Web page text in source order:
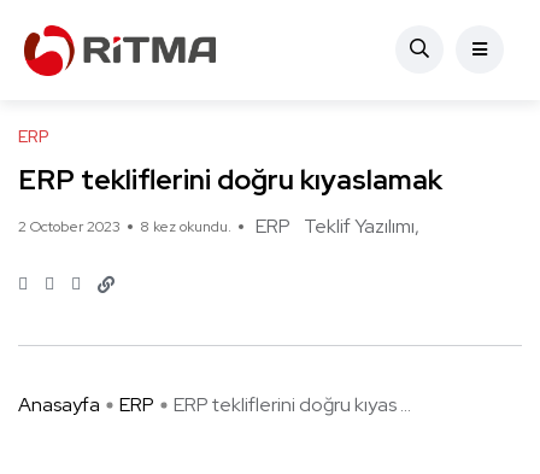
ERP
ERP tekliflerini doğru kıyaslamak
2 October 2023 8 kez okundu. ERP Teklif Yazılımı
Anasayfa ERP ERP tekliflerini doğru kıyas ...